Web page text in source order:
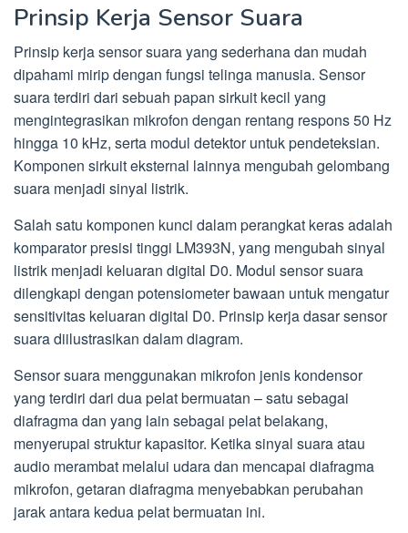
Prinsip Kerja Sensor Suara
Prinsip kerja sensor suara yang sederhana dan mudah
dipahami mirip dengan fungsi telinga manusia. Sensor
suara terdiri dari sebuah papan sirkuit kecil yang
mengintegrasikan mikrofon dengan rentang respons 50 Hz
hingga 10 kHz, serta modul detektor untuk pendeteksian.
Komponen sirkuit eksternal lainnya mengubah gelombang
suara menjadi sinyal listrik.
Salah satu komponen kunci dalam perangkat keras adalah
komparator presisi tinggi LM393N, yang mengubah sinyal
listrik menjadi keluaran digital D0. Modul sensor suara
dilengkapi dengan potensiometer bawaan untuk mengatur
sensitivitas keluaran digital D0. Prinsip kerja dasar sensor
suara diilustrasikan dalam diagram.
Sensor suara menggunakan mikrofon jenis kondensor
yang terdiri dari dua pelat bermuatan – satu sebagai
diafragma dan yang lain sebagai pelat belakang,
menyerupai struktur kapasitor. Ketika sinyal suara atau
audio merambat melalui udara dan mencapai diafragma
mikrofon, getaran diafragma menyebabkan perubahan
jarak antara kedua pelat bermuatan ini.